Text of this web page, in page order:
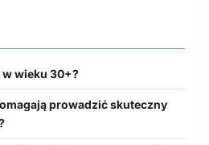
wieku 30+?
prowadzić skuteczny